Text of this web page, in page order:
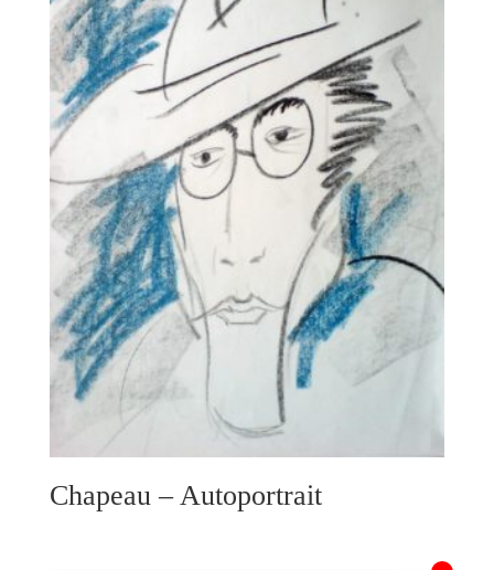
Chapeau – Autoportrait